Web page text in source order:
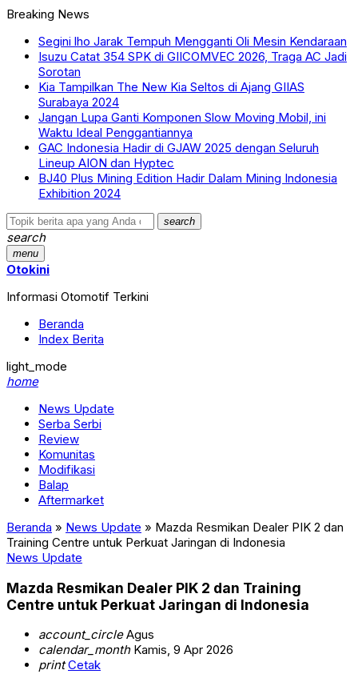
Breaking News
Segini lho Jarak Tempuh Mengganti Oli Mesin Kendaraan
Isuzu Catat 354 SPK di GIICOMVEC 2026, Traga AC Jadi
Sorotan
Kia Tampilkan The New Kia Seltos di Ajang GIIAS
Surabaya 2024
Jangan Lupa Ganti Komponen Slow Moving Mobil, ini
Waktu Ideal Penggantiannya
GAC Indonesia Hadir di GJAW 2025 dengan Seluruh
Lineup AION dan Hyptec
BJ40 Plus Mining Edition Hadir Dalam Mining Indonesia
Exhibition 2024
search
search
menu
Otokini
Informasi Otomotif Terkini
Beranda
Index Berita
light_mode
home
News Update
Serba Serbi
Review
Komunitas
Modifikasi
Balap
Aftermarket
Beranda » News Update » Mazda Resmikan Dealer PIK 2 dan
Training Centre untuk Perkuat Jaringan di Indonesia
News Update
Mazda Resmikan Dealer PIK 2 dan Training
Centre untuk Perkuat Jaringan di Indonesia
account_circleAgus
calendar_monthKamis, 9 Apr 2026
print Cetak